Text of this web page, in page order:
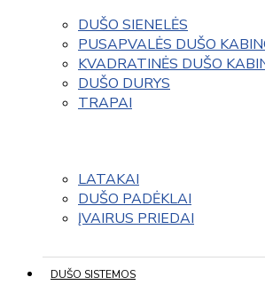
DUŠO SIENELĖS
PUSAPVALĖS DUŠO
KVADRATINĖS DUŠO
DUŠO DURYS
TRAPAI
LATAKAI
DUŠO PADĖKLAI
ĮVAIRUS PRIEDAI
DUŠO SISTEMOS